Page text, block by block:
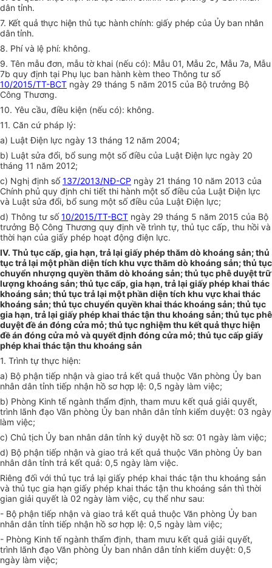
dân tỉnh.
7. Kết quả thực hiện thủ tục hành chính: giấy phép của Ủy ban nhân
dân tỉnh.
8. Phí và lệ phí: không.
9. Tên mẫu đơn, mẫu tờ khai (nếu có): Mẫu 01, Mẫu 2c, Mẫu 7a, Mẫu
7b quy định tại Phụ lục ban hành kèm theo Thông tư số
10/2015/TT-BCT ngày 29 tháng 5 năm 2015 của Bộ trưởng Bộ
Công Thương.
10. Yêu cầu, điều kiện (nếu có): không.
11. Căn cứ pháp lý:
a) Luật Điện lực ngày 13 tháng 12 năm 2004;
b) Luật sửa đổi, bổ sung một số điều của Luật Điện lực ngày 20
tháng 11 năm 2012;
c) Nghị định số137/2013/NĐ-CP ngày 21 tháng 10 năm 2013 của
Chính phủ quy định chi tiết thi hành một số điều của Luật Điện lực
và Luật sửa đổi, bổ sung một số điều của Luật Điện lực;
d) Thông tư số10/2015/TT-BCT ngày 29 tháng 5 năm 2015 của Bộ
trưởng Bộ Công Thương quy định về trình tự, thủ tục cấp, thu hồi và
thời hạn của giấy phép hoạt động điện lực.
IV. Thủ tục cấp, gia hạn, trả lại giấy phép thăm dò khoáng sản; thủ
tục trả lại một phần diện tích khu vực thăm dò khoáng sản; thủ tục
chuyển nhượng quyền thăm dò khoáng sản; thủ tục phê duyệt trữ
lượng khoáng sản; thủ tục cấp, gia hạn, trả lại giấy phép khai thác
khoáng sản; thủ tục trả lại một phần diện tích khu vực khai thác
khoáng sản; thủ tục chuyển quyền khai thác khoáng sản; thủ tục
gia hạn, trả lại giấy phép khai thác tận thu khoáng sản; thủ tục phê
duyệt đề án đóng cửa mỏ; thủ tục nghiệm thu kết quả thực hiện
đề án đóng cửa mỏ và quyết định đóng cửa mỏ; thủ tục cấp giấy
phép khai thác tận thu khoáng sản
1. Trình tự thực hiện:
a) Bộ phận tiếp nhận và giao trả kết quả thuộc Văn phòng Ủy ban
nhân dân tỉnh tiếp nhận hồ sơ hợp lệ: 0,5 ngày làm việc;
b) Phòng Kinh tế ngành thẩm định, tham mưu kết quả giải quyết,
trình lãnh đạo Văn phòng Ủy ban nhân dân tỉnh kiểm duyệt: 03 ngày
làm việc;
c) Chủ tịch Ủy ban nhân dân tỉnh ký duyệt hồ sơ: 01 ngày làm việc;
d) Bộ phận tiếp nhận và giao trả kết quả thuộc Văn phòng Ủy ban
nhân dân tỉnh trả kết quả: 0,5 ngày làm việc.
Riêng đối với thủ tục trả lại giấy phép khai thác tận thu khoáng sản
và thủ tục gia hạn giấy phép khai thác tận thu khoáng sản thì thời
gian giải quyết là 02 ngày làm việc, cụ thể như sau:
- Bộ phận tiếp nhận và giao trả kết quả thuộc Văn phòng Ủy ban
nhân dân tỉnh tiếp nhận hồ sơ hợp lệ: 0,5 ngày làm việc;
- Phòng Kinh tế ngành thẩm định, tham mưu kết quả giải quyết,
trình lãnh đạo Văn phòng Ủy ban nhân dân tỉnh kiểm duyệt: 0,5
ngày làm việc;